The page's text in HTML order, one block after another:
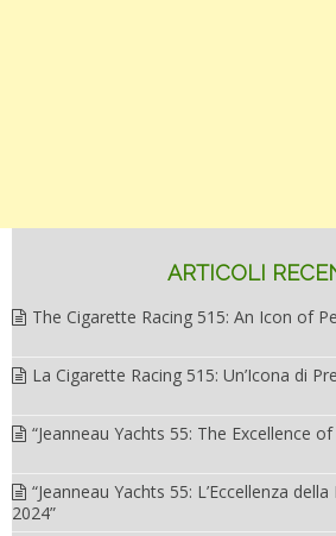
ARTICOLI
The Cigarette Racing 515: An Icon of
La Cigarette Racing 515: Un’Icona di
“Jeanneau Yachts 55: The Excellence
“Jeanneau Yachts 55: L’Eccellenza
2024”